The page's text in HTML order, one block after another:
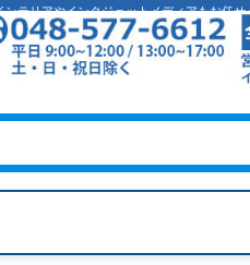
テリアやインクジェットメディアもお任せ